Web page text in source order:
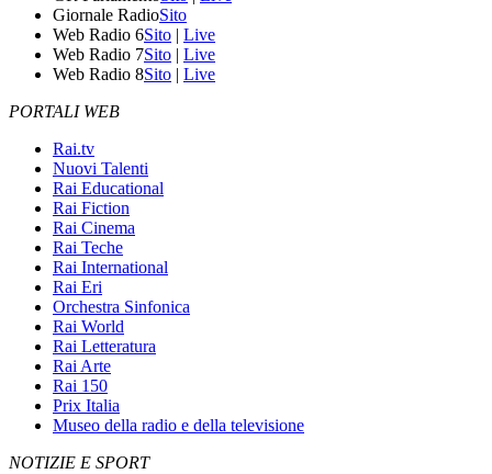
Giornale RadioSito
Web Radio 6Sito | Live
Web Radio 7Sito | Live
Web Radio 8Sito | Live
PORTALI WEB
Rai.tv
Nuovi Talenti
Rai Educational
Rai Fiction
Rai Cinema
Rai Teche
Rai International
Rai Eri
Orchestra Sinfonica
Rai World
Rai Letteratura
Rai Arte
Rai 150
Prix Italia
Museo della radio e della televisione
NOTIZIE E SPORT